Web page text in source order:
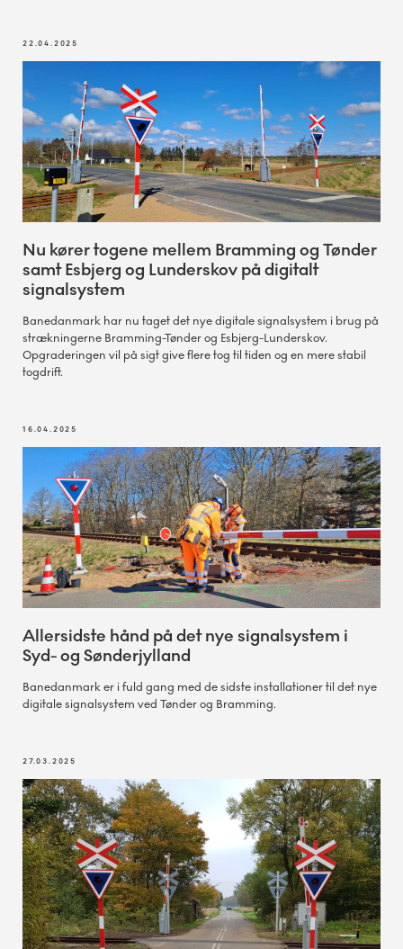
22.04.2025
Nu kører togene mellem Bramming og Tønder
samt Esbjerg og Lunderskov på digitalt
signalsystem
Banedanmark har nu taget det nye digitale signalsystem i brug på
strækningerne Bramming-Tønder og Esbjerg-Lunderskov.
Opgraderingen vil på sigt give flere tog til tiden og en mere stabil
togdrift.
16.04.2025
Allersidste hånd på det nye signalsystem i
Syd- og Sønderjylland
Banedanmark er i fuld gang med de sidste installationer til det nye
digitale signalsystem ved Tønder og Bramming.
27.03.2025